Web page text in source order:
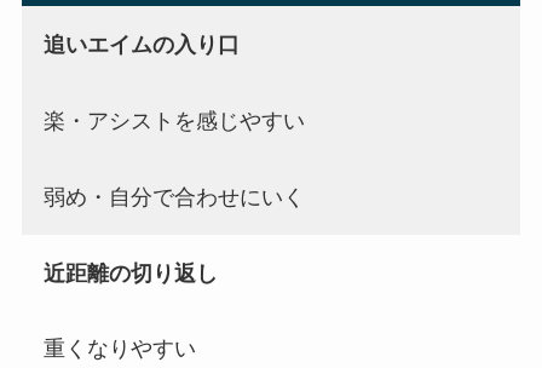
追いエイムの入り口
楽・アシストを感じやすい
弱め・自分で合わせにいく
近距離の切り返し
重くなりやすい